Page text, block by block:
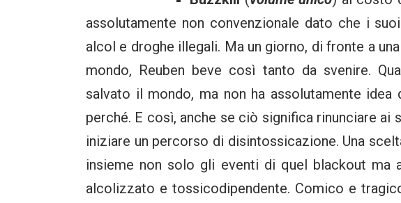
assolutamente non convenzionale dato che i
alcol e droghe illegali. Ma un giorno, di fronte a
mondo, Reuben beve così tanto da svenire.
salvato il mondo, ma non ha assolutamente
perché. E così, anche se ciò significa rinunciare ai
iniziare un percorso di disintossicazione. Una
insieme non solo gli eventi di quel blackout ma
alcolizzato e tossicodipendente. Comico e